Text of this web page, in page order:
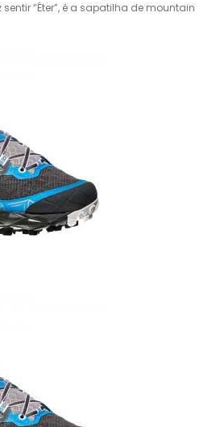
“Éter”, é a sapatilha de mountain